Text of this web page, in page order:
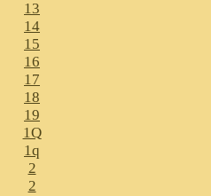
13
14
15
16
17
18
19
1Q
1q
2
2